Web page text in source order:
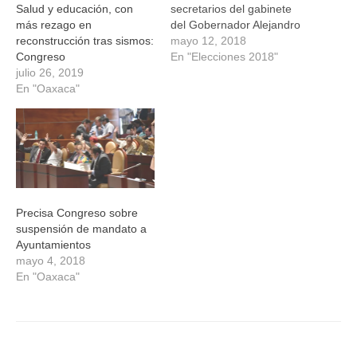
Salud y educación, con
más rezago en
reconstrucción tras sismos:
Congreso
julio 26, 2019
En "Oaxaca"
secretarios del gabinete
del Gobernador Alejandro
Murat Hinojosa, para que
respondan a la crisis que
mayo 12, 2018
En "Elecciones 2018"
Precisa Congreso sobre
suspensión de mandato a
Ayuntamientos
mayo 4, 2018
En "Oaxaca"